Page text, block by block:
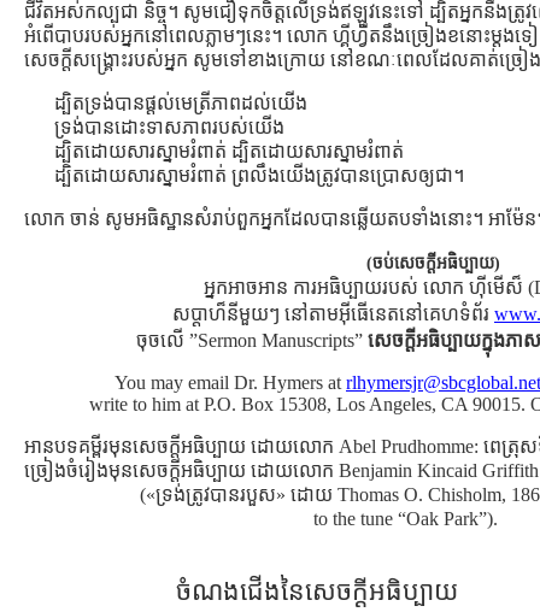
ជីវិតអស់កល្បជា និច្ច។ សូមជឿទុកចិត្ដលើទ្រង់ឥឡូវនេះទៅ ដ្បិតអ្នកនឹងត្
អំពើបាបរបស់អ្នកនៅពេលភ្លាមៗនេះ។ លោក ហ្គីហ្វីតនឹងច្រៀងខនោះម្ដ
សេចក្ដីសង្រ្គោះរបស់អ្នក សូមទៅខាងក្រោយ នៅខណៈពេលដែលគាត់ច្រៀ
ដ្បិតទ្រង់បានផ្ដល់មេត្រីភាពដល់យើង
ទ្រង់បានដោះទាសភាពរបស់យើង
ដ្បិតដោយសារស្នាមរំពាត់ ដ្បិតដោយសារស្នាមរំពាត់
ដ្បិតដោយសារស្នាមរំពាត់ ព្រលឹងយើងត្រូវបានប្រោសឲ្យជា។
លោក ចាន់ សូមអធិស្ឋានសំរាប់ពួកអ្នកដែលបានឆ្លើយតបទាំងនោះ។ អាម៉ែន
(ចប់សេចក្ដីអធិប្បាយ)
អ្នកអាចអាន ការអធិប្បាយរបស់ លោក ហ៊ីមើស៏
សប្ដាហ៏នីមួយៗ នៅតាមអ៊ីធើនេតនៅគេហទំព័រ
ចុចលើ ”Sermon Manuscripts” សេចក្ដីអធិប្បាយក្នុងភាស
You may email Dr. Hymers at
write to him at P.O. Box 15308, Los Angeles, CA 90015.
អានបទគម្ពីរមុនសេចក្ដីអធិប្បាយ ដោយលោក Abel Prudhomme: ពេត្
ច្រៀងចំរៀងមុនសេចក្ដីអធិប្បាយ ដោយលោក Benjamin Kincaid
(«ទ្រង់ត្រូវបានរបួស» ដោយ Thomas O. Chisholm,
to the tune “Oak Park”).
ចំណងជើងនៃសេចក្ដីអធិប្បាយ